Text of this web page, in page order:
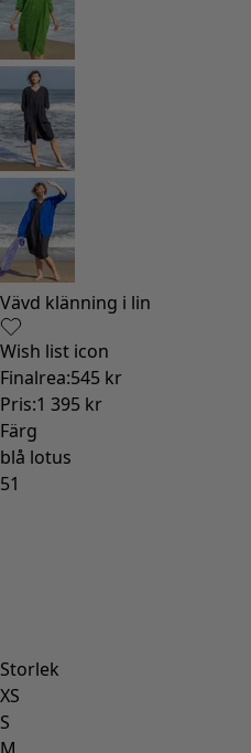
Lantlig inredning
Rolig inredning
Färgglad inredning
Blommig inredning
Natur
Bohemisk inredning
Skandinavisk inredning
Mysig inredning